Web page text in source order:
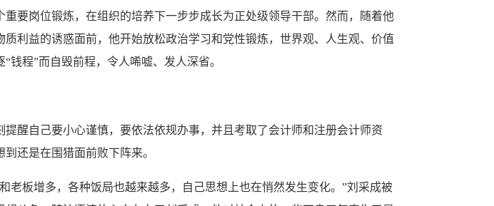
岗位锻炼，在组织的培养下一步步成长为正处级领导干部。然而，随着他
利益的诱惑面前，他开始放松政治学习和党性锻炼，世界观、人生观、价值
程”而自毁前程，令人唏嘘、发人深省。
自己要小心谨慎，要依法依规办事，并且考取了会计师和注册会计师资
还是在围猎面前败下阵来。
板增多，各种饭局也越来越多，自己思想上也在悄然发生变化。”刘采成被